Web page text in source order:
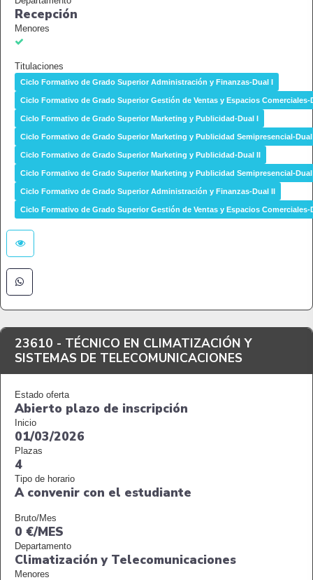
Recepción
Menores
Titulaciones
Ciclo Formativo de Grado Superior Administración y Finanzas-Dual I
Ciclo Formativo de Grado Superior Gestión de Ventas y Espacios Comerciales-
Ciclo Formativo de Grado Superior Marketing y Publicidad-Dual I
Ciclo Formativo de Grado Superior Marketing y Publicidad Semipresencial-Dual
Ciclo Formativo de Grado Superior Marketing y Publicidad-Dual II
Ciclo Formativo de Grado Superior Marketing y Publicidad Semipresencial-Dual
Ciclo Formativo de Grado Superior Administración y Finanzas-Dual II
Ciclo Formativo de Grado Superior Gestión de Ventas y Espacios Comerciales-
23610 - TÉCNICO EN CLIMATIZACIÓN Y
SISTEMAS DE TELECOMUNICACIONES
Estado oferta
Abierto plazo de inscripción
Inicio
01/03/2026
Plazas
4
Tipo de horario
A convenir con el estudiante
Bruto/Mes
0 €/MES
Departamento
Climatización y Telecomunicaciones
Menores